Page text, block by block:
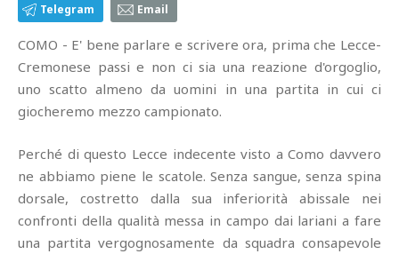
Telegram Email
COMO - E' bene parlare e scrivere ora, prima che Lecce-
Cremonese passi e non ci sia una reazione d'orgoglio,
uno scatto almeno da uomini in una partita in cui ci
giocheremo mezzo campionato.
Perché di questo Lecce indecente visto a Como davvero
ne abbiamo piene le scatole. Senza sangue, senza spina
dorsale, costretto dalla sua inferiorità abissale nei
confronti della qualità messa in campo dai lariani a fare
una partita vergognosamente da squadra consapevole